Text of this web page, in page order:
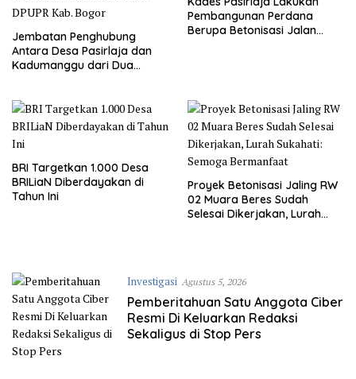
Jembatan Penghubung
Antara Desa Pasirlaja dan
Kadumanggu dari Dua
Pembangunan Perdana
Berupa Betonisasi Jalan
BRI Targetkan 1.000 Desa
BRILiaN Diberdayakan di
Proyek Betonisasi Jaling RW
02 Muara Beres Sudah
Selesai Dikerjakan, Lurah
Investigasi Agustus 5, 2026
Pemberitahuan Satu Anggota Ciber
Resmi Di Keluarkan Redaksi
Sekaligus di Stop Pers